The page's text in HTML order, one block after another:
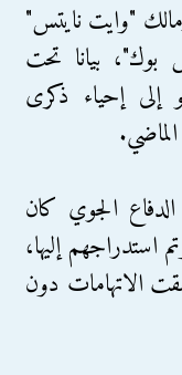
"وايت نايتس"
بوك"، بيانا تحت
إلى إحياء ذكرى
الجوي كان
استدراجهم إليها،
الاتهامات دون